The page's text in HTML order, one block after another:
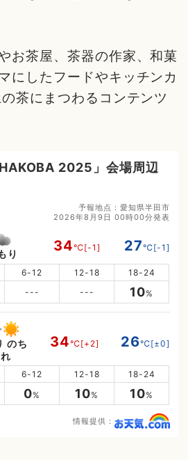
お茶屋、茶器の作家、和菓
にしたフードやキッチンカ
茶にまつわるコンテンツ
2025」会場周辺
予報地点：愛知県半田市
2026年8月9日 00時00分発表
り 34℃[-1] 27℃[-1]
6-12 12-18 18-24
--- --- 10%
のち
34℃[+2] 26℃[±0]
6-12 12-18 18-24
0% 10% 10%
情報提供：